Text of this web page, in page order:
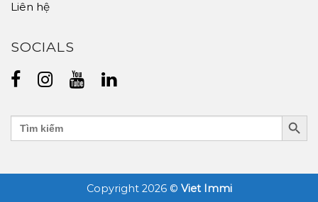
Liên hệ
SOCIALS
Search
for:
Search
Copyright 2026 © Viet Immi